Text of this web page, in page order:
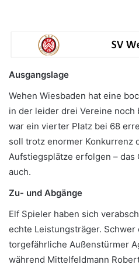
Ausgangslage
Wehen Wiesbaden hat eine
in der leider drei Vereine noch
war ein vierter Platz bei 68
soll trotz enormer Konkurrenz
Aufstiegsplätze erfolgen – das
auch.
Zu- und Abgänge
Elf Spieler haben sich
echte Leistungsträger.
torgefährliche Außenstürmer
während Mittelfeldmann